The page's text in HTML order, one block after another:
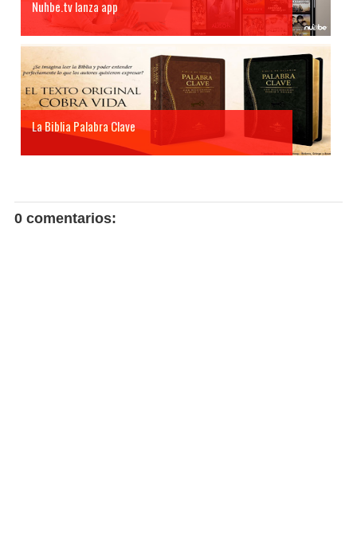
Nuhbe.tv lanza app
La Biblia Palabra Clave
0 comentarios: